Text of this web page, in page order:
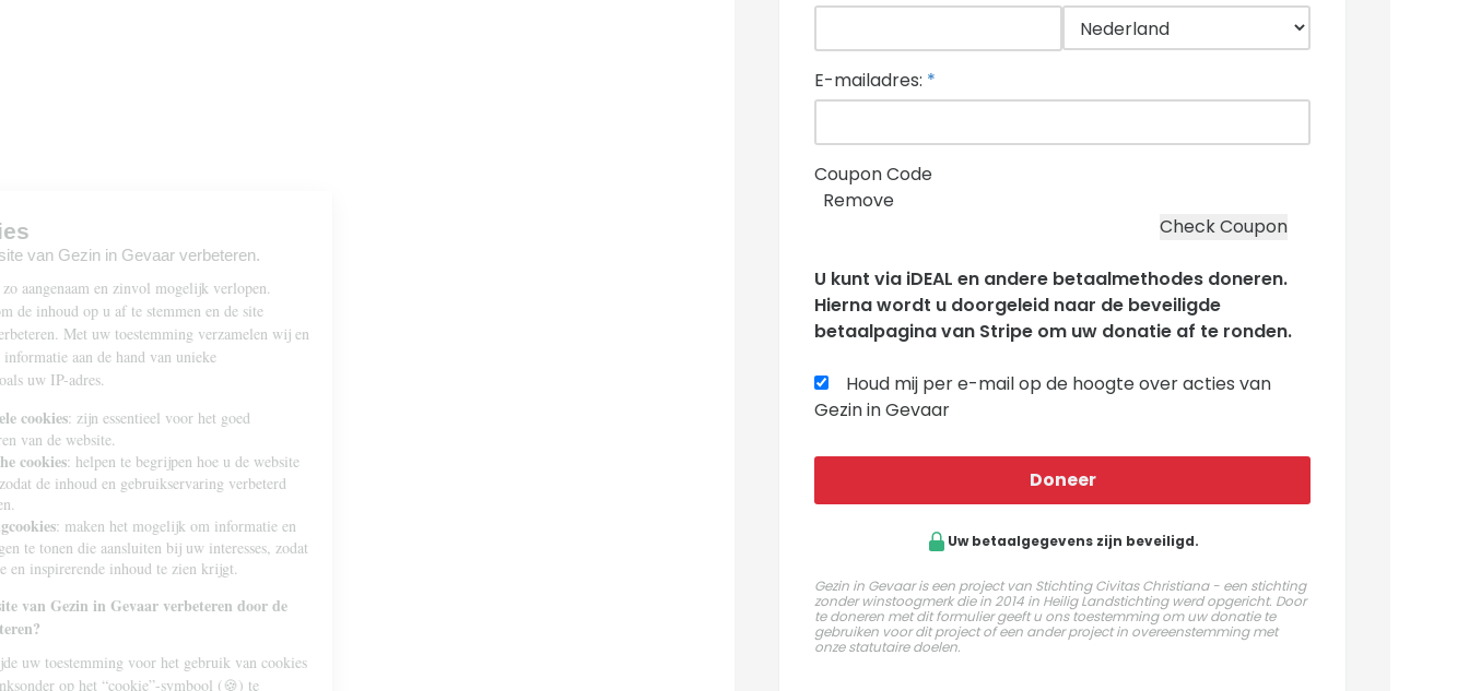
E-mailadres: *
Coupon Code
Remove
U kunt via iDEAL en andere betaalmethodes doneren.
Hierna wordt u doorgeleid naar de beveiligde
betaalpagina van Stripe om uw donatie af te ronden.
Houd mij per e-mail op de hoogte over acties van
Gezin in Gevaar
Doneer
Uw betaalgegevens zijn beveiligd.
Gezin in Gevaar is een project van Stichting Civitas Christiana - een stichting
zonder winstoogmerk die in 2014 in Heilig Landstichting werd opgericht. Door
te doneren met dit formulier geeft u ons toestemming om uw donatie te
gebruiken voor dit project of een ander project in overeenstemming met
onze statutaire doelen.